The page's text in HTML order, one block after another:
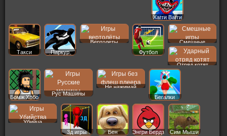
Хагги Вагги
Такси Паркур
Вертолеты
Футбол
Смешные
Отряд котят
Бомж Хобо
Рус Машины
Не нажимай
Бегалки
Убийца
3д игры
Бен Энгри Бердз Сим Мыши